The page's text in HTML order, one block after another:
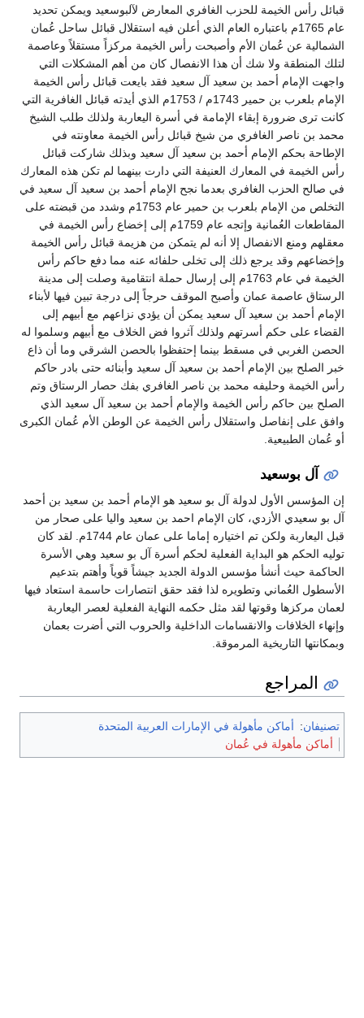
قبائل رأس الخيمة للحزب الغافري المعارض لآلبوسعيد ويمكن تحديد
عام 1765م باعتباره العام الذي أعلن فيه استقلال قبائل ساحل عُمان
الشمالية عن عُمان الأم وأصبحت رأس الخيمة مركزاً مستقلاً وعاصمة
لتلك المنطقة ولا شك أن هذا الانفصال كان من أهم المشكلات التي
واجهت الإمام أحمد بن سعيد آل سعيد فقد بايعت قبائل رأس الخيمة
الإمام بلعرب بن حمير 1743م / 1753م الذي أيدته قبائل الغافرية التي
كانت ترى ضرورة إبقاء الإمامة في أسرة اليعاربة ولذلك طلب الشيخ
محمد بن ناصر الغافري من شيخ قبائل رأس الخيمة معاونته في
الإطاحة بحكم الإمام أحمد بن سعيد آل سعيد وبذلك شاركت قبائل
رأس الخيمة في المعارك العنيفة التي دارت بينهما لم تكن هذه المعارك
في صالح الحزب الغافري بعدما نجح الإمام أحمد بن سعيد آل سعيد في
التخلص من الإمام بلعرب بن حمير عام 1753م وشدد من قبضته على
المقاطعات العُمانية وإتجه عام 1759م إلى إخضاع رأس الخيمة في
معقلهم ومنع الانفصال إلا أنه لم يتمكن من هزيمة قبائل رأس الخيمة
وإخضاعهم وقد يرجع ذلك إلى تخلى حلفائه عنه مما دفع حاكم رأس
الخيمة في عام 1763م إلى إرسال حملة انتقامية وصلت إلى مدينة
الرستاق عاصمة عمان وأصبح الموقف حرجاً إلى درجة تبين فيها لأبناء
الإمام أحمد بن سعيد آل سعيد يمكن أن يؤدي نزاعهم مع أبيهم إلى
القضاء على حكم أسرتهم ولذلك آثروا فض الخلاف مع أبيهم وسلموا له
الحصن الغربي في مسقط بينما إحتفظوا بالحصن الشرقي وما أن ذاع
خبر الصلح بين الإمام أحمد بن سعيد آل سعيد وأبنائه حتى بادر حاكم
رأس الخيمة وحليفه محمد بن ناصر الغافري بفك حصار الرستاق وتم
الصلح بين حاكم رأس الخيمة والإمام أحمد بن سعيد آل سعيد الذي
وافق على إنفاصل واستقلال رأس الخيمة عن الوطن الأم عُمان الكبرى
أو عُمان الطبيعية.
آل بوسعيد
إن المؤسس الأول لدولة آل بو سعيد هو الإمام أحمد بن سعيد بن أحمد
آل بو سعيدي الأزدي، كان الإمام احمد بن سعيد واليا على صحار من
قبل اليعاربة ولكن تم اختياره إماما على عمان عام 1744م. لقد كان
توليه الحكم هو البداية الفعلية لحكم أسرة آل بو سعيد وهي الأسرة
الحاكمة حيث أنشأ مؤسس الدولة الجديد جيشاً قوياً وأهتم بتدعيم
الأسطول العُماني وتطويره لذا فقد حقق انتصارات حاسمة استعاد فيها
لعمان مركزها وقوتها لقد مثل حكمه النهاية الفعلية لعصر اليعاربة
وإنهاء الخلافات والانقسامات الداخلية والحروب التي أضرت بعمان
وبمكانتها التاريخية المرموقة.
المراجع
تصنيفان: أماكن مأهولة في الإمارات العربية المتحدة
أماكن مأهولة في عُمان